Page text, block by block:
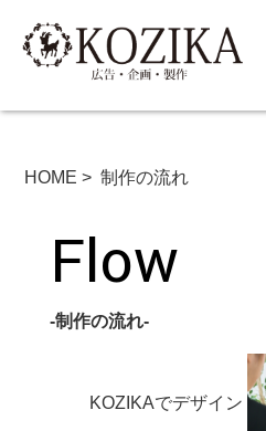
HOME > 制作の流れ
Flow
-制作の流れ-
KOZIKAでデザイン